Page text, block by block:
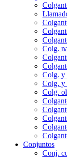
Colg.
Colg. y
Colg. y
Colg.
Conjuntos
Conj.